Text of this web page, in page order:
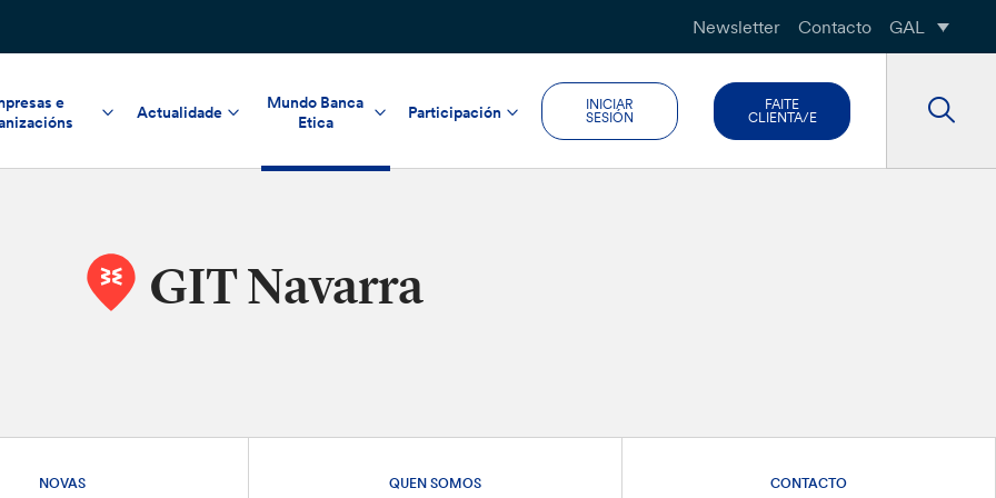
Newsletter Contacto GAL
e
Actualidade
Mundo Banca
Etica
Participación
INICIAR
SESIÓN
FAITE
CLIENTA/E
GIT Navarra
NOVAS QUEN SOMOS CONTACTO